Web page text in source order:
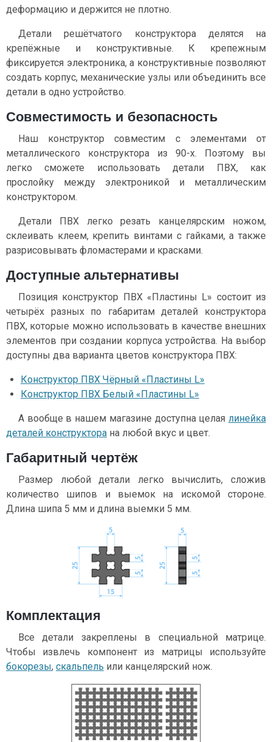
деформацию и держится не плотно.
Детали решётчатого конструктора делятся на
крепёжные и конструктивные. К крепежным
фиксируется электроника, а конструктивные позволяют
создать корпус, механические узлы или объединить все
детали в одно устройство.
Совместимость и безопасность
Наш конструктор совместим с элементами от
металлического конструктора из 90-х. Поэтому вы
легко сможете использовать детали ПВХ, как
прослойку между электроникой и металлическим
конструктором.
Детали ПВХ легко резать канцелярским ножом,
склеивать клеем, крепить винтами с гайками, а также
разрисовывать фломастерами и красками.
Доступные альтернативы
Позиция конструктор ПВХ «Пластины L» состоит из
четырёх разных по габаритам деталей конструктора
ПВХ, которые можно использовать в качестве внешних
элементов при создании корпуса устройства. На выбор
доступны два варианта цветов конструктора ПВХ:
Конструктор ПВХ Чёрный «Пластины L»
Конструктор ПВХ Белый «Пластины L»
А вообще в нашем магазине доступна целая линейка
деталей конструктора на любой вкус и цвет.
Габаритный чертёж
Размер любой детали легко вычислить, сложив
количество шипов и выемок на искомой стороне.
Длина шипа 5 мм и длина выемки 5 мм.
Комплектация
Все детали закреплены в специальной матрице.
Чтобы извлечь компонент из матрицы используйте
бокорезы, скальпель или канцелярский нож.